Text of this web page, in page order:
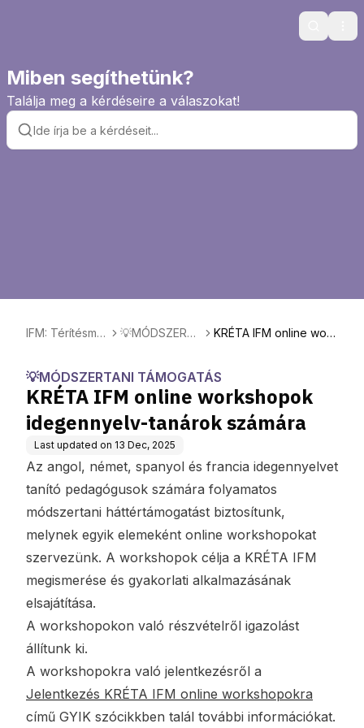
Search
Miben segíthetünk?
Találja meg a kérdéseire a válaszokat!
IFM: Térítésme
💡MÓDSZERTA
KRÉTA IFM online work
💡MÓDSZERTANI TÁMOGATÁS
KRÉTA IFM online workshopok
idegennyelv-tanárok számára
Last updated on 13 Dec, 2025
Az angol, német, spanyol és francia idegennyelvet
tanító pedagógusok számára folyamatos
módszertani háttértámogatást biztosítunk,
melynek egyik elemeként online workshopokat
szervezünk. A workshopok célja a KRÉTA IFM
megismerése és gyakorlati alkalmazásának
elsajátítása.
A workshopokon való részvételről igazolást
állítunk ki.
A workshopokra való jelentkezésről a
Jelentkezés KRÉTA IFM online workshopokra
című GYIK szócikkben talál további információkat.